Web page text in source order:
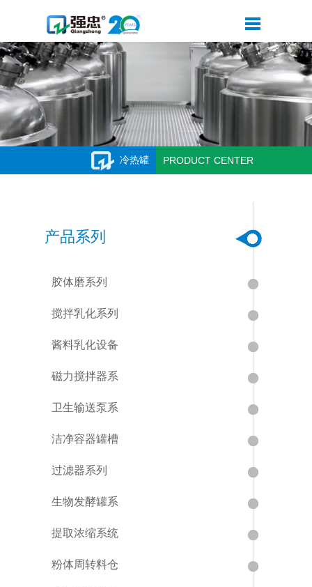
冷热罐 PRODUCT CENTER
产品系列
胶体磨系列
搅拌乳化系列
酱料乳化设备
磁力搅拌器系
卫生输送泵系
洁净容器罐槽
过滤器系列
生物发酵罐系
提取浓缩系统
粉体周转料仓